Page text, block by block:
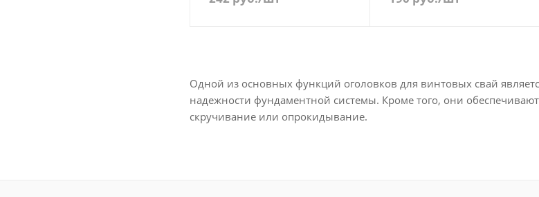
Одной из основных функций оголовков для винтовых свай
надежности фундаментной системы. Кроме того, они
скручивание или опрокидывание.